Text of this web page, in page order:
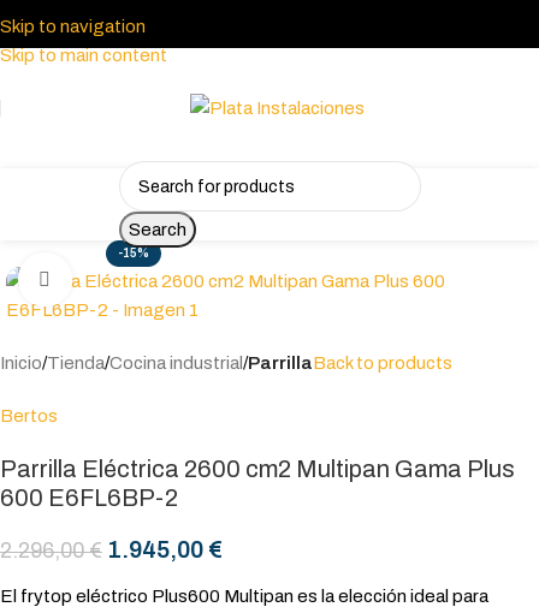
Skip to navigation
Skip to main content
Search
-15%
Click to enlarge
Inicio Tienda Cocina industrial ParrillaBack to products
Bertos
Parrilla Eléctrica 2600 cm2 Multipan Gama Plus
600 E6FL6BP-2
2.296,00€ 1.945,00 €
El frytop eléctrico Plus600 Multipan es la elección ideal para